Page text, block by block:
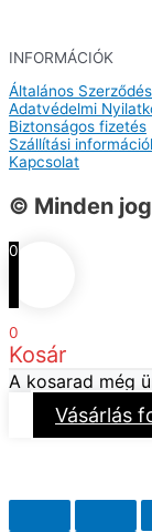
INFORMÁCIÓK
Általános
Adatvédelmi
Biztonságos fizetés
Szállítási
Kapcsolat
© Minden
0
0
Kosár
A kosarad még
Vásárlás